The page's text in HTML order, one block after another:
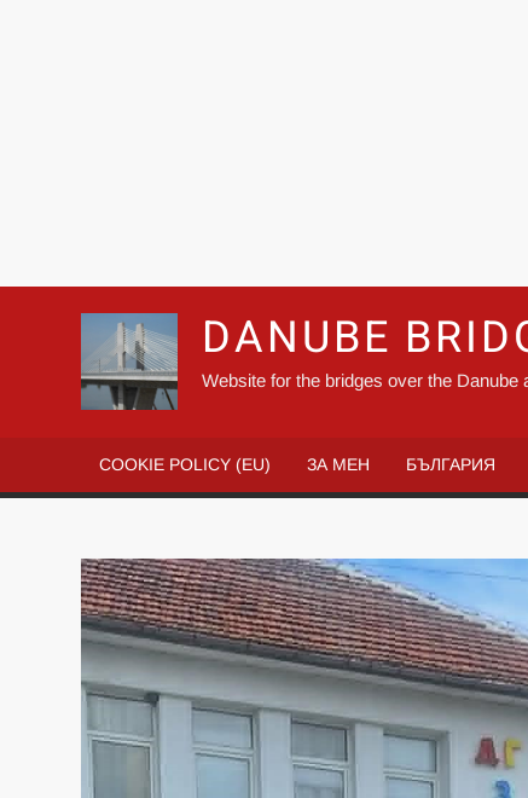
DANUBE
Website for the bridges over the
COOKIE POLICY (EU) ЗА МЕН БЪЛГАРИЯ